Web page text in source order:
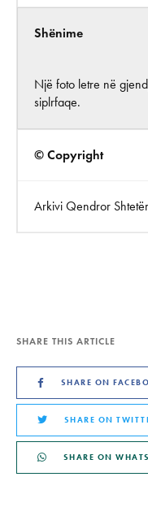
Shënime
Një foto letre në
siplrfaqe.
© Copyright
Arkivi Qendror
SHARE THIS ARTICLE
SHARE ON
SHARE ON
SHARE ON